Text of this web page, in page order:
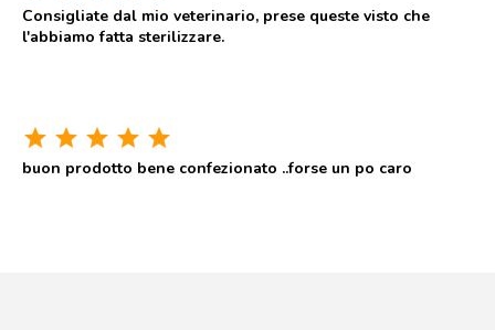
Consigliate dal mio veterinario, prese queste visto che
l'abbiamo fatta sterilizzare.
star star star star star
buon prodotto bene confezionato ..forse un po caro